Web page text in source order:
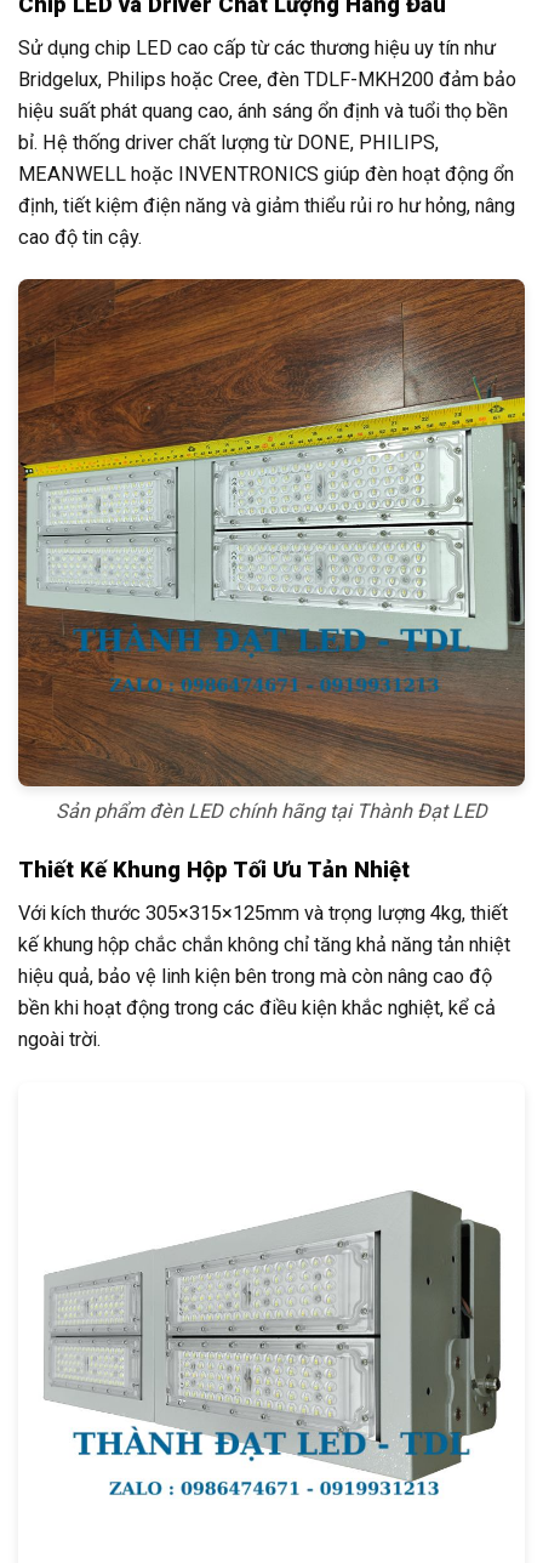
Sử dụng chip LED cao cấp từ các thương hiệu uy tín như
Bridgelux, Philips hoặc Cree, đèn TDLF-MKH200 đảm bảo
hiệu suất phát quang cao, ánh sáng ổn định và tuổi thọ bền
bỉ. Hệ thống driver chất lượng từ DONE, PHILIPS,
MEANWELL hoặc INVENTRONICS giúp đèn hoạt động ổn
định, tiết kiệm điện năng và giảm thiểu rủi ro hư hỏng, nâng
cao độ tin cậy.
Sản phẩm đèn LED chính hãng tại Thành Đạt LED
Thiết Kế Khung Hộp Tối Ưu Tản Nhiệt
Với kích thước 305×315×125mm và trọng lượng 4kg, thiết
kế khung hộp chắc chắn không chỉ tăng khả năng tản nhiệt
hiệu quả, bảo vệ linh kiện bên trong mà còn nâng cao độ
bền khi hoạt động trong các điều kiện khắc nghiệt, kể cả
ngoài trời.